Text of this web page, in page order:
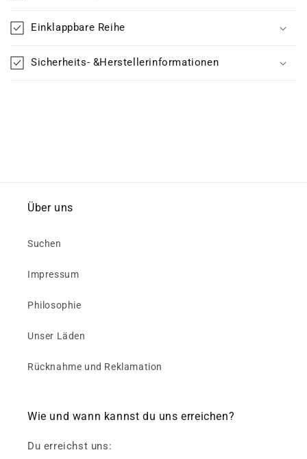
Einklappbare Reihe
Sicherheits- &Herstellerinformationen
Über uns
Suchen
Impressum
Philosophie
Unser Läden
Rücknahme und Reklamation
Wie und wann kannst du uns erreichen?
Du erreichst uns: